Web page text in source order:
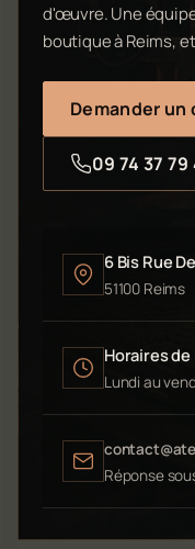
d'œuvre. Une
boutique à Reims,
Demander
09 74 37 79
6 Bis Rue
51100 Reims
Horaires
Lundi au
Réponse